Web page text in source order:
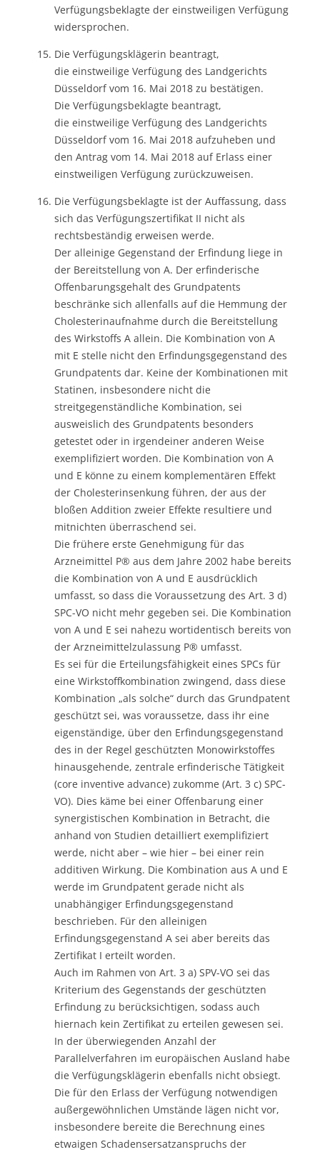
Verfügungsbeklagte der einstweiligen Verfügung
widersprochen.
Die Verfügungsklägerin beantragt,
die einstweilige Verfügung des Landgerichts
Düsseldorf vom 16. Mai 2018 zu bestätigen.
Die Verfügungsbeklagte beantragt,
die einstweilige Verfügung des Landgerichts
Düsseldorf vom 16. Mai 2018 aufzuheben und
den Antrag vom 14. Mai 2018 auf Erlass einer
einstweiligen Verfügung zurückzuweisen.
Die Verfügungsbeklagte ist der Auffassung, dass
sich das Verfügungszertifikat II nicht als
rechtsbeständig erweisen werde.
Der alleinige Gegenstand der Erfindung liege in
der Bereitstellung von A. Der erfinderische
Offenbarungsgehalt des Grundpatents
beschränke sich allenfalls auf die Hemmung der
Cholesterinaufnahme durch die Bereitstellung
des Wirkstoffs A allein. Die Kombination von A
mit E stelle nicht den Erfindungsgegenstand des
Grundpatents dar. Keine der Kombinationen mit
Statinen, insbesondere nicht die
streitgegenständliche Kombination, sei
ausweislich des Grundpatents besonders
getestet oder in irgendeiner anderen Weise
exemplifiziert worden. Die Kombination von A
und E könne zu einem komplementären Effekt
der Cholesterinsenkung führen, der aus der
bloßen Addition zweier Effekte resultiere und
mitnichten überraschend sei.
Die frühere erste Genehmigung für das
Arzneimittel P® aus dem Jahre 2002 habe bereits
die Kombination von A und E ausdrücklich
umfasst, so dass die Voraussetzung des Art. 3 d)
SPC-VO nicht mehr gegeben sei. Die Kombination
von A und E sei nahezu wortidentisch bereits von
der Arzneimittelzulassung P® umfasst.
Es sei für die Erteilungsfähigkeit eines SPCs für
eine Wirkstoffkombination zwingend, dass diese
Kombination „als solche“ durch das Grundpatent
geschützt sei, was voraussetze, dass ihr eine
eigenständige, über den Erfindungsgegenstand
des in der Regel geschützten Monowirkstoffes
hinausgehende, zentrale erfinderische Tätigkeit
(core inventive advance) zukomme (Art. 3 c) SPC-
VO). Dies käme bei einer Offenbarung einer
synergistischen Kombination in Betracht, die
anhand von Studien detailliert exemplifiziert
werde, nicht aber – wie hier – bei einer rein
additiven Wirkung. Die Kombination aus A und E
werde im Grundpatent gerade nicht als
unabhängiger Erfindungsgegenstand
beschrieben. Für den alleinigen
Erfindungsgegenstand A sei aber bereits das
Zertifikat I erteilt worden.
Auch im Rahmen von Art. 3 a) SPV-VO sei das
Kriterium des Gegenstands der geschützten
Erfindung zu berücksichtigen, sodass auch
hiernach kein Zertifikat zu erteilen gewesen sei.
In der überwiegenden Anzahl der
Parallelverfahren im europäischen Ausland habe
die Verfügungsklägerin ebenfalls nicht obsiegt.
Die für den Erlass der Verfügung notwendigen
außergewöhnlichen Umstände lägen nicht vor,
insbesondere bereite die Berechnung eines
etwaigen Schadensersatzanspruchs der